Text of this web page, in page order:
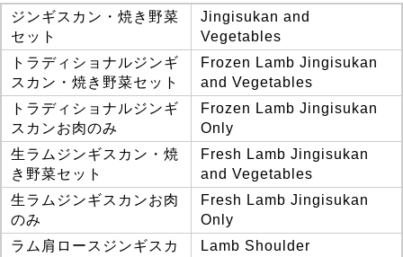
ジンギスカン・焼き野菜
セット
Jingisukan and
Vegetables
トラディショナルジンギ
スカン・焼き野菜セット
Frozen Lamb Jingisukan
and Vegetables
トラディショナルジンギ
スカンお肉のみ
Frozen Lamb Jingisukan
Only
生ラムジンギスカン・焼
き野菜セット
Fresh Lamb Jingisukan
and Vegetables
生ラムジンギスカンお肉
のみ
Fresh Lamb Jingisukan
Only
ラム肩ロースジンギスカ
Lamb Shoulder